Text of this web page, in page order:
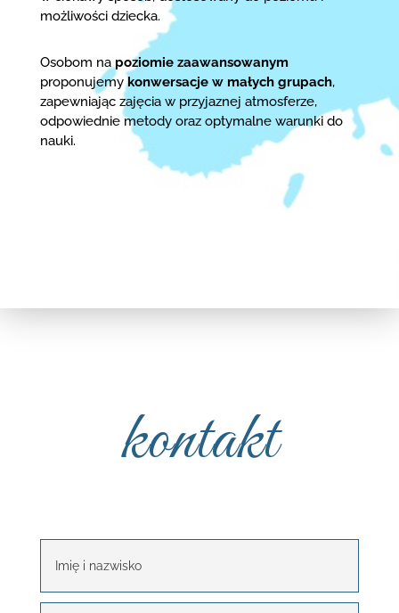
możliwości dziecka.
Osobom na poziomie zaawansowanym
proponujemykonwersacje w małych grupach,
zapewniając zajęcia w przyjaznej atmosferze,
odpowiednie metody oraz optymalne warunki do
nauki.
kontakt